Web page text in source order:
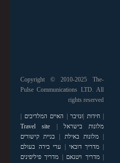
Copyright © 2010-2025 The-
Pulse Communications LTD. All
rights reserved
|חידות זנזיבר האיים המלדיבים
מלונות בישראל
Travel site
|מלונות באילת
בניית קישורים
מדריך דובאי
ערי בירה בעולם
|מדריך ויטנאם
מדריך פיליפינים